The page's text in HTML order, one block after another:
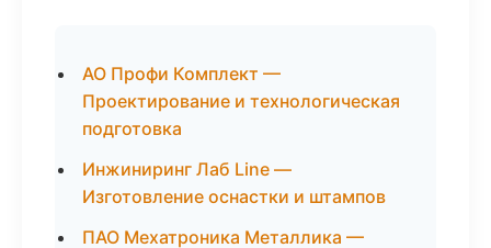
АО Профи Комплект —
Проектирование и технологическая
подготовка
Инжиниринг Лаб Line —
Изготовление оснастки и штампов
ПАО Мехатроника Металлика —